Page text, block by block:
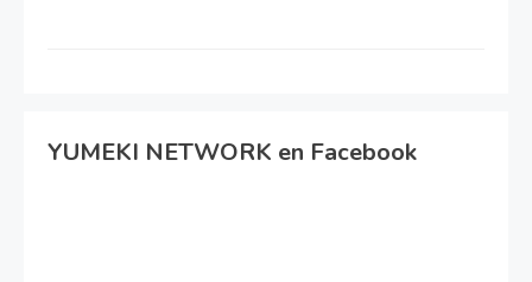
YUMEKI NETWORK en Facebook